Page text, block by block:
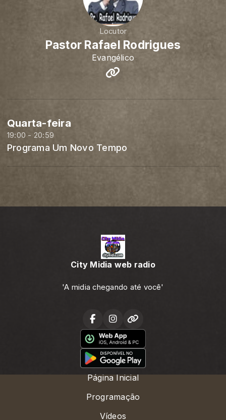
Locutor
Pastor Rafael Rodrigues
Evangélico
Quarta-feira
19:00 - 20:59
Programa Um Novo Tempo
City Midia web radio
'A midia chegando até você'
Página Inicial
Programação
Vídeos